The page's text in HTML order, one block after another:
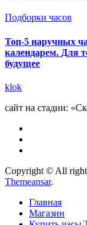
Подборки часов
Топ-5 наручных
календарем. Для
будущее
klok
сайт на стадии:
Copyright © All
Themeansar.
Главная
Магазин